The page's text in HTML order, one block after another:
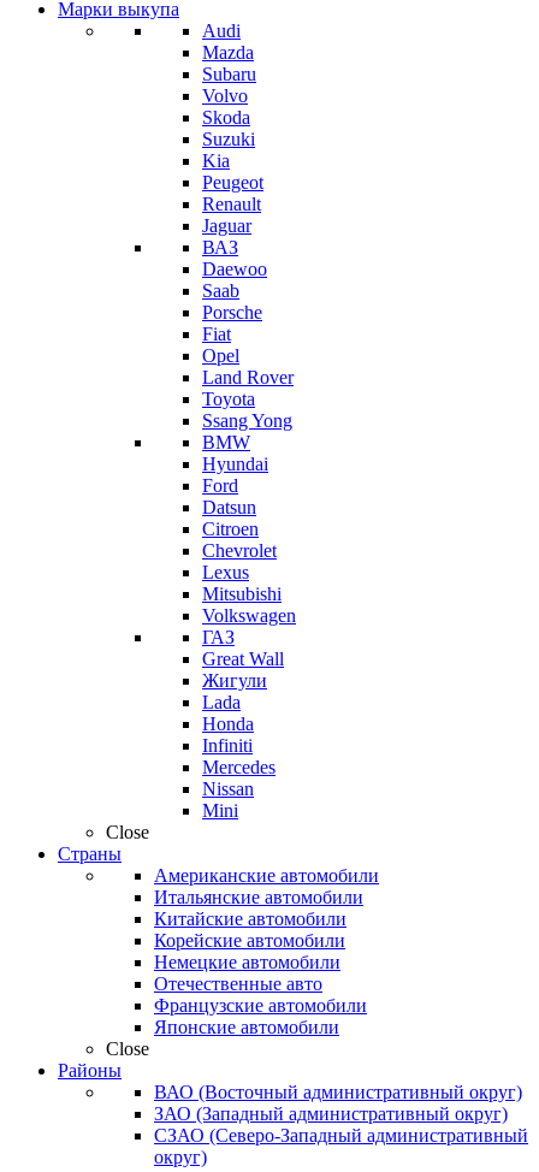
Марки выкупа
Audi
Mazda
Subaru
Volvo
Skoda
Suzuki
Kia
Peugeot
Renault
Jaguar
ВАЗ
Daewoo
Saab
Porsche
Fiat
Opel
Land Rover
Toyota
Ssang Yong
BMW
Hyundai
Ford
Datsun
Citroen
Chevrolet
Lexus
Mitsubishi
Volkswagen
ГАЗ
Great Wall
Жигули
Lada
Honda
Infiniti
Mercedes
Nissan
Mini
Close
Страны
Американские автомобили
Итальянские автомобили
Китайские автомобили
Корейские автомобили
Немецкие автомобили
Отечественные авто
Французские автомобили
Японские автомобили
Close
Районы
ВАО (Восточный административный округ)
ЗАО (Западный административный округ)
СЗАО (Северо-Западный административный
округ)